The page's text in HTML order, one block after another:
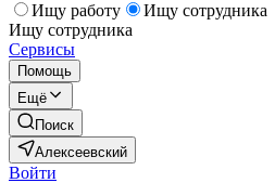
Ищу работу
Ищу сотрудника
Ищу сотрудника
Сервисы
Помощь
Ещё
Поиск
Алексеевский
Войти